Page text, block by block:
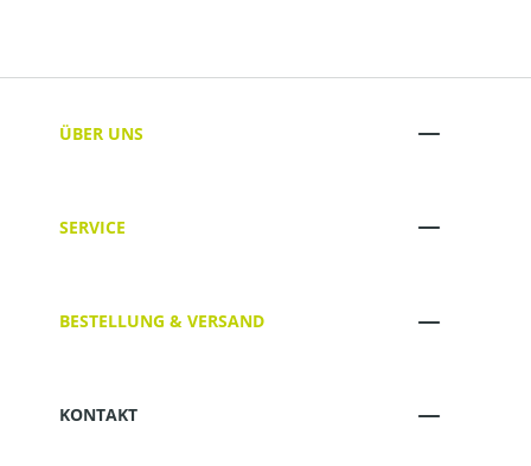
ÜBER UNS
SERVICE
BESTELLUNG & VERSAND
KONTAKT